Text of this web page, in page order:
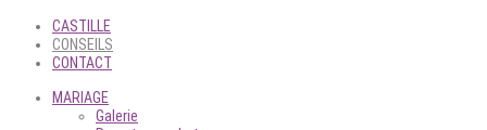
CASTILLE
CONSEILS
CONTACT
MARIAGE
Galerie